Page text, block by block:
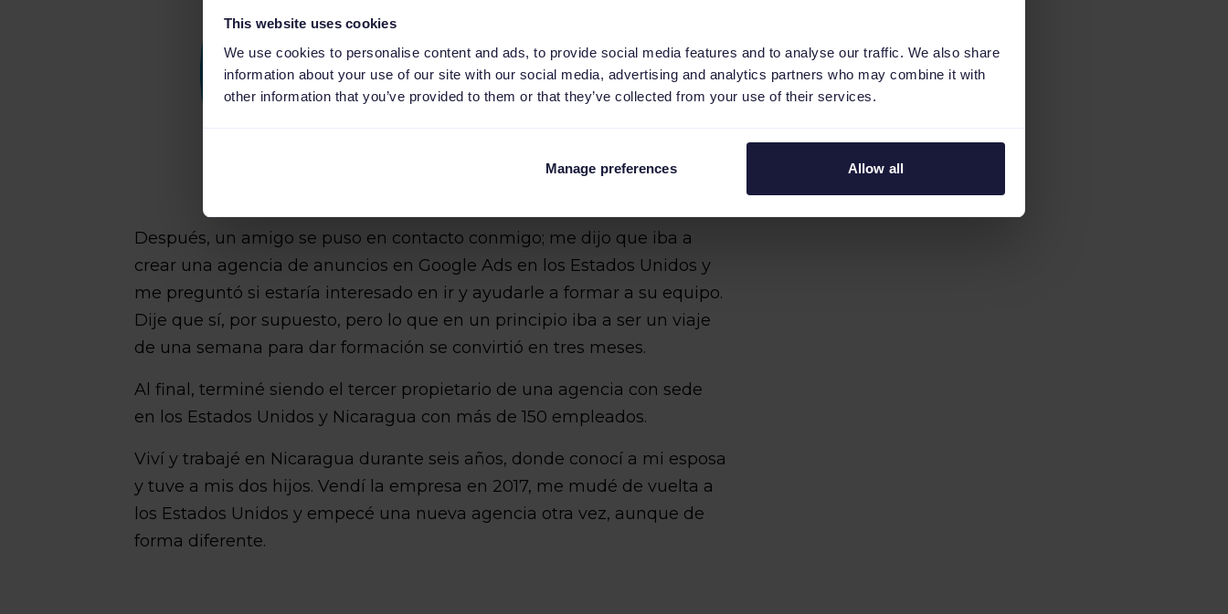
This website uses cookies
We use cookies to personalise content and ads, to provide social media features and to analyse our traffic. We also share
information about your use of our site with our social media, advertising and analytics partners who may combine it with
other information that you’ve provided to them or that they’ve collected from your use of their services.
Manage preferences Allow all
Después, un amigo se puso en contacto conmigo; me dijo que iba a
crear una agencia de anuncios en Google Ads en los Estados Unidos y
me preguntó si estaría interesado en ir y ayudarle a formar a su equipo.
Dije que sí, por supuesto, pero lo que en un principio iba a ser un viaje
de una semana para dar formación se convirtió en tres meses.
Al final, terminé siendo el tercer propietario de una agencia con sede
en los Estados Unidos y Nicaragua con más de 150 empleados.
Viví y trabajé en Nicaragua durante seis años, donde conocí a mi esposa
y tuve a mis dos hijos. Vendí la empresa en 2017, me mudé de vuelta a
los Estados Unidos y empecé una nueva agencia otra vez, aunque de
forma diferente.